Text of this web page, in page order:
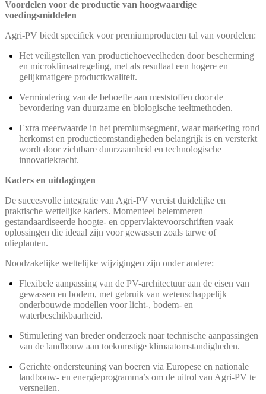
Voordelen voor de productie van hoogwaardige
voedingsmiddelen
Agri-PV biedt specifiek voor premiumproducten tal van voordelen:
Het veiligstellen van productiehoeveelheden door bescherming
en microklimaatregeling, met als resultaat een hogere en
gelijkmatigere productkwaliteit.
Vermindering van de behoefte aan meststoffen door de
bevordering van duurzame en biologische teeltmethoden.
Extra meerwaarde in het premiumsegment, waar marketing rond
herkomst en productieomstandigheden belangrijk is en versterkt
wordt door zichtbare duurzaamheid en technologische
innovatiekracht.
Kaders en uitdagingen
De succesvolle integratie van Agri-PV vereist duidelijke en
praktische wettelijke kaders. Momenteel belemmeren
gestandaardiseerde hoogte- en oppervlaktevoorschriften vaak
oplossingen die ideaal zijn voor gewassen zoals tarwe of
olieplanten.
Noodzakelijke wettelijke wijzigingen zijn onder andere:
Flexibele aanpassing van de PV-architectuur aan de eisen van
gewassen en bodem, met gebruik van wetenschappelijk
onderbouwde modellen voor licht-, bodem- en
waterbeschikbaarheid.
Stimulering van breder onderzoek naar technische aanpassingen
van de landbouw aan toekomstige klimaatomstandigheden.
Gerichte ondersteuning van boeren via Europese en nationale
landbouw- en energieprogramma’s om de uitrol van Agri-PV te
versnellen.